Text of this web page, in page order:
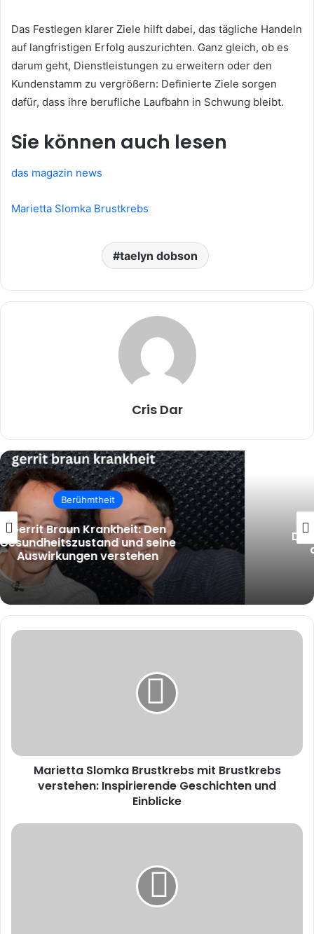
Das Festlegen klarer Ziele hilft dabei, das tägliche Handeln
auf langfristigen Erfolg auszurichten. Ganz gleich, ob es
darum geht, Dienstleistungen zu erweitern oder den
Kundenstamm zu vergrößern: Definierte Ziele sorgen
dafür, dass ihre berufliche Laufbahn in Schwung bleibt.
Sie können auch lesen
das magazin news
Marietta Slomka Brustkrebs
taelyn dobson
Cris Dar
Berühmtheit
David Caruso Ehepartnerin: Enthüllung
des Privatlebens eines TV-Stars
Marietta
und
EinblickeMarietta Slomka Brustkrebs mit Brustkrebs
verstehen: Inspirierende Geschichten und
Einblicke
Alisha